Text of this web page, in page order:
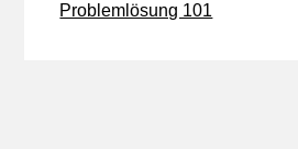
Problemlösung 101